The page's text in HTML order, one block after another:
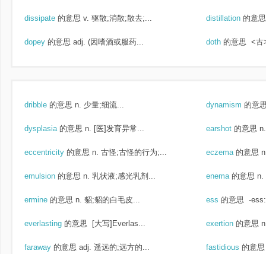
dissipate 的意思 v. 驱散;消散;散去;... distillation 的意思
dopey 的意思 adj. (因嗜酒或服药... doth 的意思 <古
dribble 的意思 n. 少量;细流... dynamism 的意
dysplasia 的意思 n. [医]发育异常... earshot 的意思
eccentricity 的意思 n. 古怪;古怪的行为;... eczema 的意思
emulsion 的意思 n. 乳状液;感光乳剂... enema 的意思 n.
ermine 的意思 n. 貂;貂的白毛皮... ess 的意思 -
everlasting 的意思 [大写]Everlas... exertion 的意思
faraway 的意思 adj. 遥远的;远方的... fastidious 的意思